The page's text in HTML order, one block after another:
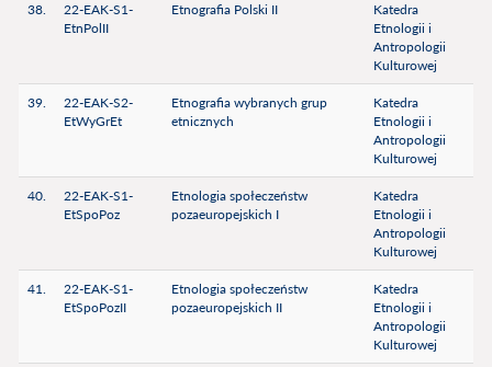
38.
22-EAK-S1-
EtnPolII
Etnografia Polski II
Katedra
Etnologii i
Antropologii
Kulturowej
39.
22-EAK-S2-
EtWyGrEt
Etnografia wybranych grup
etnicznych
Katedra
Etnologii i
Antropologii
Kulturowej
40.
22-EAK-S1-
EtSpoPoz
Etnologia społeczeństw
pozaeuropejskich I
Katedra
Etnologii i
Antropologii
Kulturowej
41.
22-EAK-S1-
EtSpoPozII
Etnologia społeczeństw
pozaeuropejskich II
Katedra
Etnologii i
Antropologii
Kulturowej